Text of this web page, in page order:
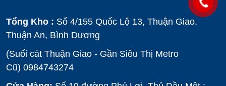
Tổng Kho : Số 4/155 Quốc Lộ 13, Thuận Giao,
Thuận An, Bình Dương
(Suối cát Thuận Giao - Gần Siêu Thị Metro
Cũ) 0984743274